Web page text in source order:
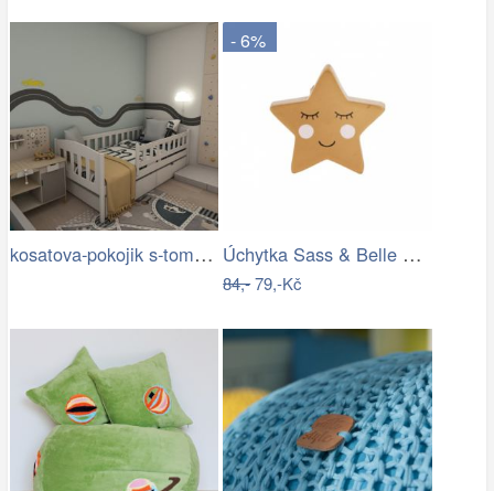
kosatova-pokojik s-tom0-min.jpg
- 6%
Úchytka Sass & Belle Sweet Dreams…
84,-79,-Kč